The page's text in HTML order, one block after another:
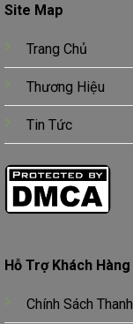
Site Map
Trang Chủ
Thương Hiệu
Tin Tức
Hỗ Trợ Khách Hàng
Chính Sách